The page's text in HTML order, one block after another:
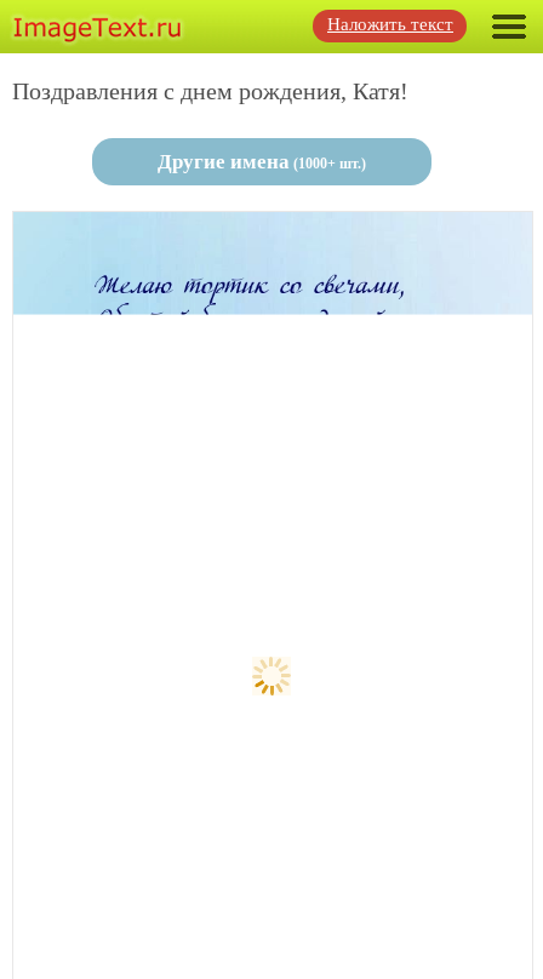
Наложить текст
Поздравления с днем рождения, Катя!
Другие имена (1000+ шт.)